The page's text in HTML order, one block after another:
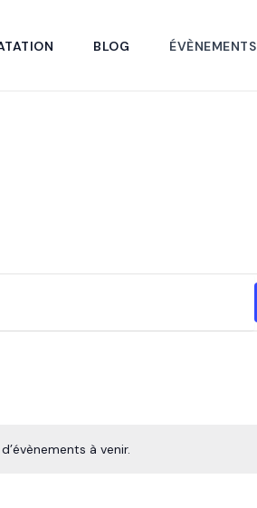
BLOG ÉVÈNEMENTS
à venir.